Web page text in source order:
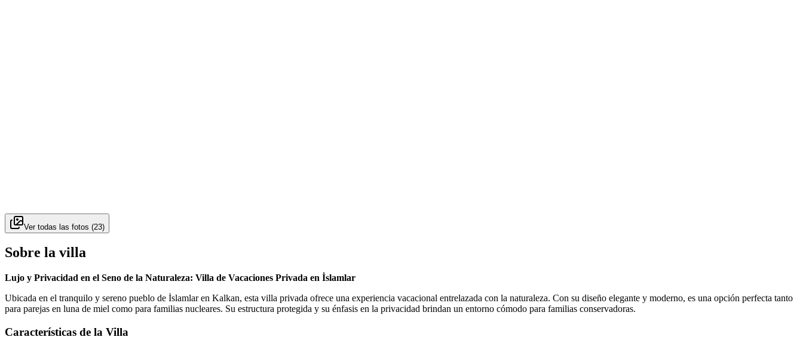
Ver todas las fotos (23)
Sobre la villa
Lujo y Privacidad en el Seno de la Naturaleza: Villa de Vacaciones Privada en İslamlar
Ubicada en el tranquilo y sereno pueblo de İslamlar en Kalkan, esta villa privada ofrece una experiencia vacacional entrelazada con la naturaleza. Con su diseño elegante y moderno, es una opción perfecta tanto
para parejas en luna de miel como para familias nucleares. Su estructura protegida y su énfasis en la privacidad brindan un entorno cómodo para familias conservadoras.
Características de la Villa